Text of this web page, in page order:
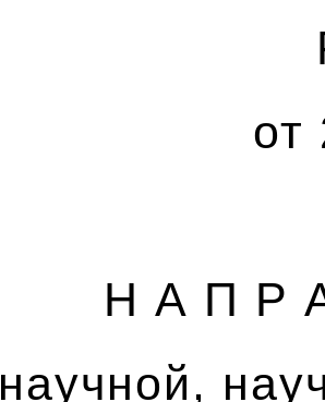
от
Н А П Р
научной,